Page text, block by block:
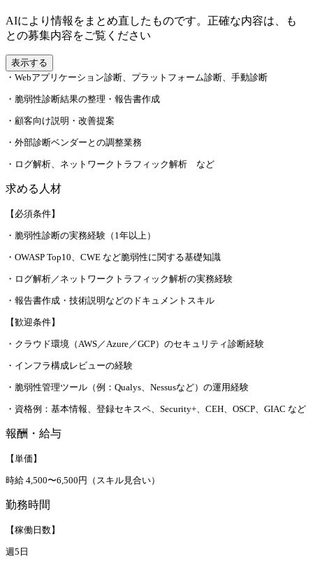
AIにより情報をまとめ直したものです。正確な内容は、も
との募集内容をご覧ください
表示する
・Webアプリケーション診断、プラットフォーム診断、手動診断
・脆弱性診断結果の整理・報告書作成
・顧客向け説明・改善提案
・外部診断ベンダーとの調整業務
・ログ解析、ネットワークトラフィック解析 など
求める人材
【必須条件】
・脆弱性診断の実務経験（1年以上）
・OWASP Top10、CWE など脆弱性に関する基礎知識
・ログ解析／ネットワークトラフィック解析の実務経験
・報告書作成・技術説明などのドキュメントスキル
【歓迎条件】
・クラウド環境（AWS／Azure／GCP）のセキュリティ診断経験
・インフラ構成レビューの経験
・脆弱性管理ツール（例：Qualys、Nessusなど）の運用経験
・資格例：基本情報、登録セキスペ、Security+、CEH、OSCP、GIAC など
報酬・給与
【単価】
時給 4,500〜6,500円（スキル見合い）
勤務時間
【稼働日数】
週5日